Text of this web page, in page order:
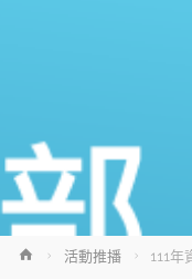
Home活動推播 111年